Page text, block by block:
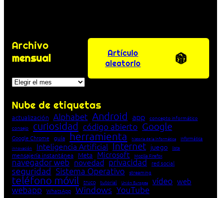
Archivo
mensual
Archivos
Artículo
aleatorio
Nube de etiquetas
actualización Alphabet Android app concepto informático
consejo
curiosidad código abierto Google
Google Chrome guía herramienta historia de la Informática Informática
innovación Inteligencia Artificial Internet juego lista
mensajería instantánea Meta Microsoft Mozilla Firefox
navegador web novedad privacidad red social
seguridad Sistema Operativo streaming
teléfono móvil truco tutorial Unión Europea vídeo web
webapp WhatsApp Windows YouTube